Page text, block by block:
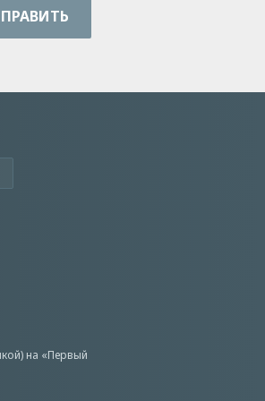
на «Первый